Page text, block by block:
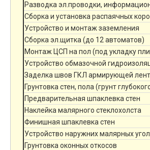
Разводка эл.проводки,
Сборка и установка распаячных
Устройство и монтаж заземления
Сборка эл.щитка (до 12 автоматов)
Монтаж ЦСП на пол (под укладку
Устройство обмазочной
Заделка швов ГКЛ армирующей
Грунтовка стен, пола (грунт
Предварительная шпаклевка стен
Наклейка малярного стеклохолста
Финишная шпаклевка стен
Устройство наружних малярных
Грунтовка оконных откосов